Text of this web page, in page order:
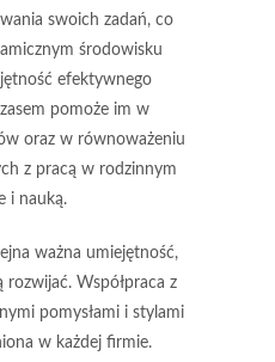
swoich zadań, co
środowisku
efektywnego
pomoże im w
oraz w równoważeniu
z pracą w rodzinnym
i nauką.
ważna umiejętność,
Współpraca z
pomysłami i stylami
w każdej firmie.